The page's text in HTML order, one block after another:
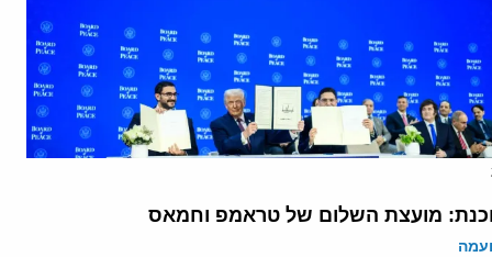
מועצת השלום של טראמפ וחמאס